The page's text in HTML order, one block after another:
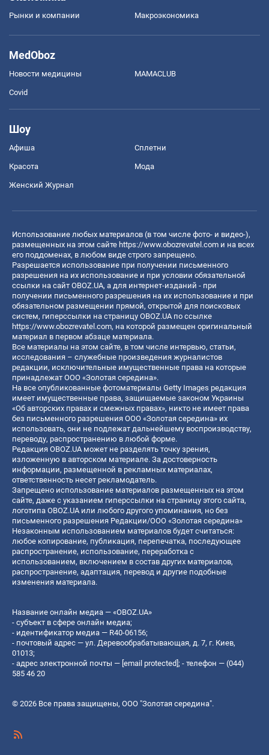
Рынки и компании Mакроэкономика
MedOboz
Новости медицины MAMACLUB
Covid
Шоу
Афиша Сплетни
Красота Мода
Женский Журнал
Использование любых материалов (в том числе фото- и видео-),
размещенных на этом сайте https://www.obozrevatel.com и на всех
его поддоменах, в любом виде строго запрещено.
Разрешается использование при получении письменного
разрешения на их использование и при условии обязательной
ссылки на сайт OBOZ.UA, а для интернет-изданий - при
получении письменного разрешения на их использование и при
обязательном размещении прямой, открытой для поисковых
систем, гиперссылки на страницу OBOZ.UA по ссылке
https://www.obozrevatel.com, на которой размещен оригинальный
материал в первом абзаце материала.
Все материалы на этом сайте, в том числе интервью, статьи,
исследования – служебные произведения журналистов
редакции, исключительные имущественные права на которые
принадлежат ООО «Золотая середина».
На все опубликованные фотоматериалы Getty Images редакция
имеет имущественные права, защищаемые законом Украины
«Об авторских правах и смежных правах», никто не имеет права
без письменного разрешения ООО «Золотая середина» их
использовать, они не подлежат дальнейшему воспроизводству,
переводу, распространению в любой форме.
Редакция OBOZ.UA может не разделять точку зрения,
изложенную в авторском материале. За достоверность
информации, размещенной в рекламных материалах,
ответственность несет рекламодатель.
Запрещено использование материалов размещенных на этом
сайте, даже с указанием гиперссылки на страницу этого сайта,
логотипа OBOZ.UA или любого другого упоминания, но без
письменного разрешения Редакции/ООО «Золотая середина»
Незаконным использованием материалов будет считаться:
любое копирование, публикация, перепечатка, последующее
распространение, использование, переработка с
использованием, включением в состав других материалов,
распространение, адаптация, перевод и другие подобные
изменения материала.
Название онлайн медиа — «OBOZ.UA»
- субъект в сфере онлайн медиа;
- идентификатор медиа — R40-06156;
- почтовый адрес — ул. Деревообрабатывающая, д. 7, г. Киев,
01013;
- адрес электронной почты — [email protected]; - телефон — (044)
585 46 20
© 2026 Все права защищены, ООО "Золотая середина".